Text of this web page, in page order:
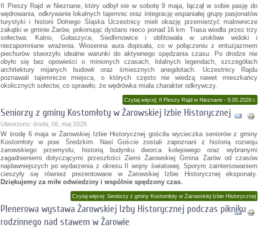
II Pieszy Rajd w Nieznane, który odbył sie w sobotę 9 maja, łączął w sobie pasję do
wędrowania, odkrywanie lokalnych tajemnic oraz integrację wspaniałej grupy pasjonatów
turystyki i historii Dolnego Śląska Uczestnicy mieli okazję przemierzyć malownicze
zakątki w gminie Żarów, pokonując dystans nieco ponad 16 km. Trasa wiodła przez trzy
sołectwa: Kalno, Gołaszyce, Siedlimowice i obfitowała w urokliwe widoki i
niezapomniane wrażenia. Wiosenna aura dopisała, co w połączeniu z entuzjazmem
piechurów stworzyło idealne warunki do aktywnego spędzania czasu. Po drodze nie
obyło się bez opowieści o minionych czasach, lolalnych legendach, szczegółach
architektury mijanych budowli oraz śmiesznych anegdotach. Uczestnicy Rajdu
poznawali tajemnicze miejsca, o których często nie wiedzą nawet mieszkańcy
okolicznych sołectw, co sprawiło, że wędrówka miała charakter odkrywczy.
Czytaj więcej: II Pieszy Rajd w Nieznane - 9.05.2026 r.
Seniorzy z gminy Kostomłoty w Żarowskiej Izbie Historycznej
Utworzono: środa, 06, maj 2026
W środę 6 maja w Żarowskiej Izbie Historycznej gościła wycieczka seniorów z gminy
Kostomłoty w pow. Średzkim. Nasi Goście zostali zapoznani z historią rozwoju
żarowskiego przemysłu, historią budynku dworca kolejowego oraz wybranymi
zagadnieniemi dotyczącymi przeszłości Ziemi Żarowskiej Gmina Żarów od czasów
najdawniejszych po wydarzenia z okresu II wojny światowej. Sporym zaintersowaniem
cieszyły się również prezentowane w Żarowskiej Izbie Historycznej eksponaty.
Dziękujemy za miłe odwiedziny i wspólnie spędzony czas.
Czytaj więcej: Seniorzy z gminy Kostomłoty w Żarowskiej Izbie Historycznej
Plenerowa wystawa Żarowskiej Izby Historycznej podczas pikniku
rodzinnego nad stawem w Żarowie